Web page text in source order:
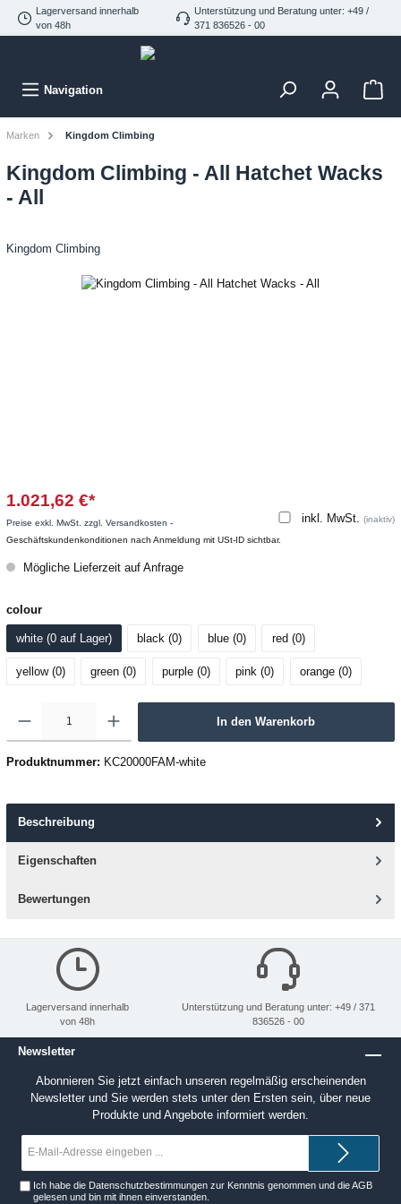
Lagerversand innerhalb
von 48h
Unterstützung und Beratung unter: +49 /
371 836526 - 00
Navigation
Marken Kingdom Climbing
Kingdom Climbing - All Hatchet Wacks
- All
Kingdom Climbing
1.021,62 €*
inkl. MwSt. (inaktiv)
Preise exkl. MwSt. zzgl. Versandkosten -
Geschäftskundenkonditionen nach Anmeldung mit USt-ID sichtbar.
Mögliche Lieferzeit auf Anfrage
colour
white (0 auf Lager) black (0) blue (0) red (0)
yellow (0) green (0) purple (0) pink (0) orange (0)
In den Warenkorb
Produktnummer: KC20000FAM-white
Beschreibung
Eigenschaften
Bewertungen
Lagerversand innerhalb
von 48h
Unterstützung und Beratung unter: +49 / 371
836526 - 00
Newsletter
Abonnieren Sie jetzt einfach unseren regelmäßig erscheinenden
Newsletter und Sie werden stets unter den Ersten sein, über neue
Produkte und Angebote informiert werden.
Ich habe die Datenschutzbestimmungen zur Kenntnis genommen und dieAGB
gelesen und bin mit ihnen einverstanden.